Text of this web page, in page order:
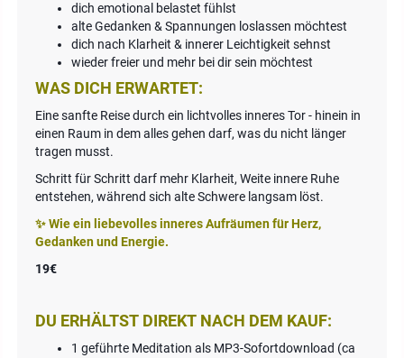
dich emotional belastet fühlst
alte Gedanken & Spannungen loslassen möchtest
dich nach Klarheit & innerer Leichtigkeit sehnst
wieder freier und mehr bei dir sein möchtest
WAS DICH ERWARTET:
Eine sanfte Reise durch ein lichtvolles inneres Tor - hinein in
einen Raum in dem alles gehen darf, was du nicht länger
tragen musst.
Schritt für Schritt darf mehr Klarheit, Weite innere Ruhe
entstehen, während sich alte Schwere langsam löst.
✨ Wie ein liebevolles inneres Aufräumen für Herz,
Gedanken und Energie.
19€
DU ERHÄLTST DIREKT NACH DEM KAUF:
1 geführte Meditation als MP3-Sofortdownload (ca